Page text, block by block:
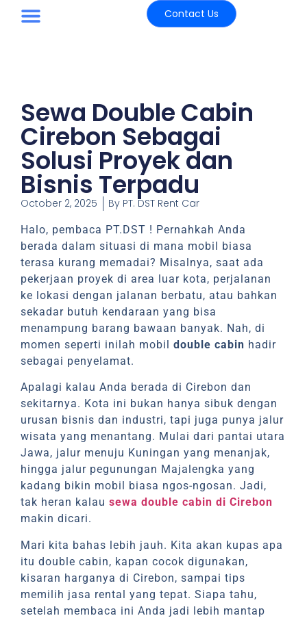
Contact Us
Sewa Double Cabin
Cirebon Sebagai
Solusi Proyek dan
Bisnis Terpadu
October 2, 2025 By PT. DST Rent Car
Halo, pembaca PT.DST ! Pernahkah Anda
berada dalam situasi di mana mobil biasa
terasa kurang memadai? Misalnya, saat ada
pekerjaan proyek di area luar kota, perjalanan
ke lokasi dengan jalanan berbatu, atau bahkan
sekadar butuh kendaraan yang bisa
menampung barang bawaan banyak. Nah, di
momen seperti inilah mobildouble cabin hadir
sebagai penyelamat.
Apalagi kalau Anda berada di Cirebon dan
sekitarnya. Kota ini bukan hanya sibuk dengan
urusan bisnis dan industri, tapi juga punya jalur
wisata yang menantang. Mulai dari pantai utara
Jawa, jalur menuju Kuningan yang menanjak,
hingga jalur pegunungan Majalengka yang
kadang bikin mobil biasa ngos-ngosan. Jadi,
tak heran kalausewa double cabin di Cirebon
makin dicari.
Mari kita bahas lebih jauh. Kita akan kupas apa
itu double cabin, kapan cocok digunakan,
kisaran harganya di Cirebon, sampai tips
memilih jasa rental yang tepat. Siapa tahu,
setelah membaca ini Anda jadi lebih mantap